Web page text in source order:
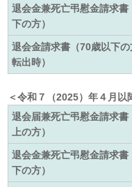
退会金兼死亡弔慰金請求書
下の方）
退会金請求書（70歳以下
転出時）
＜令和７（2025）年４月以
退会届兼死亡弔慰金請求書
上の方）
退会金兼死亡弔慰金請求書
下の方）